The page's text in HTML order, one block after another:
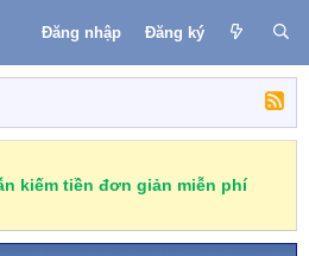
Đăng nhập Đăng ký
kiếm tiền đơn giản miễn phí